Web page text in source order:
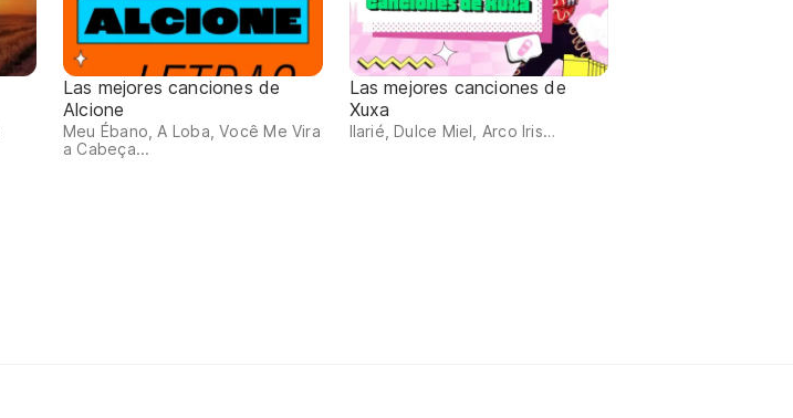
Las mejores canciones de
Alcione
Meu Ébano, A Loba, Você Me Vira
a Cabeça...
Las mejores canciones de
Xuxa
Ilarié, Dulce Miel, Arco Iris…